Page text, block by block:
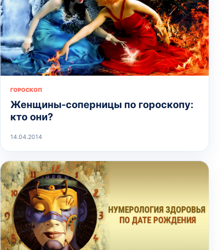
ГОРОСКОП
Женщины-соперницы по гороскопу:
кто они?
14.04.2014